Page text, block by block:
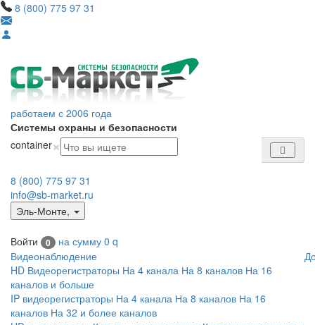
8 (800) 775 97 31
работаем с 2006 года
Системы охраны и безопасности
container×
8 (800) 775 97 31
info@sb-market.ru
Эль-Монте,
Войти 0 на сумму 0 q
Видеонаблюдение
HD Видеорегистраторы На 4 канала На 8 каналов На 16
каналов и больше
IP видеорегистраторы На 4 канала На 8 каналов На 16
каналов На 32 и более каналов